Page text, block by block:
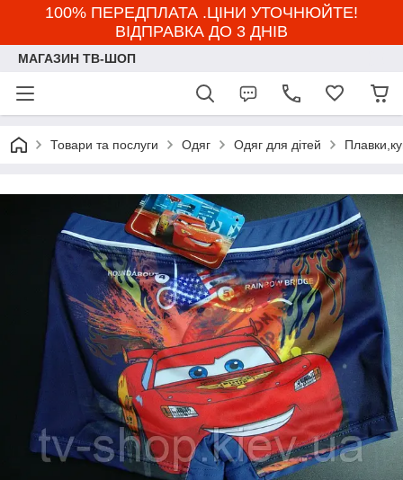
100% ПЕРЕДПЛАТА .ЦІНИ УТОЧНЮЙТЕ!
ВІДПРАВКА ДО 3 ДНІВ
МАГАЗИН ТВ-ШОП
Товари та послуги Одяг Одяг для дітей